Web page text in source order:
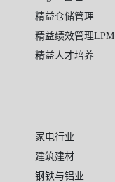
精益仓储管理
精益绩效管理LPM
精益人才培养
家电行业
建筑建材
钢铁与铝业